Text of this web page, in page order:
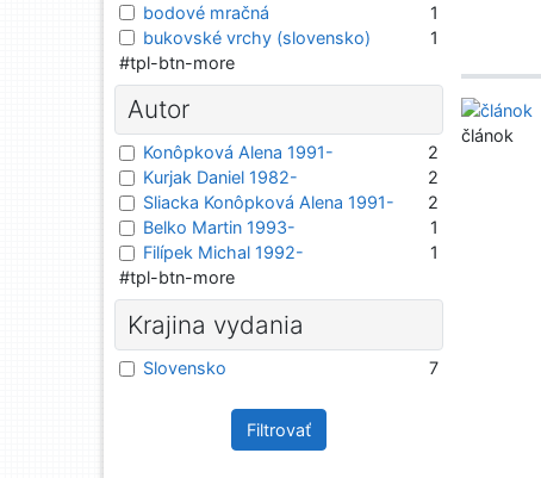
článok
bodové mračná
1
bukovské vrchy (slovensko)
1
#tpl-btn-more
Autor
Konôpková Alena 1991-
2
Kurjak Daniel 1982-
2
Sliacka Konôpková Alena 1991-
2
Belko Martin 1993-
1
Filípek Michal 1992-
1
#tpl-btn-more
Krajina vydania
Slovensko 7
Filtrovať